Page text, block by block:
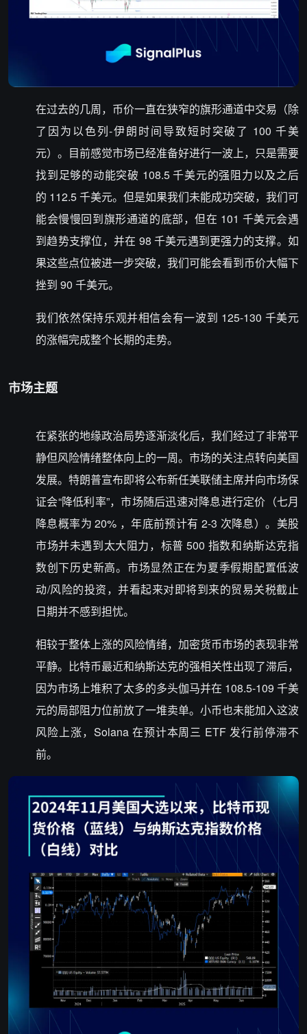
在过去的几周，币价一直在狭窄的旗形通道中交易（除
了因为以色列-伊朗时间导致短时突破了 100 千美
元）。目前感觉市场已经准备好进行一波上，只是需要
找到足够的动能突破 108.5 千美元的强阻力以及之后
的 112.5 千美元。但是如果我们未能成功突破，我们可
能会慢慢回到旗形通道的底部，但在 101 千美元会遇
到趋势支撑位，并在 98 千美元遇到更强力的支撑。如
果这些点位被进一步突破，我们可能会看到币价大幅下
挫到 90 千美元。
我们依然保持乐观并相信会有一波到 125-130 千美元
的涨幅完成整个长期的走势。
市场主题
在紧张的地缘政治局势逐渐淡化后，我们经过了非常平
静但风险情绪整体向上的一周。市场的关注点转向美国
发展。特朗普宣布即将公布新任美联储主席并向市场保
证会“降低利率”，市场随后迅速对降息进行定价（七月
降息概率为 20% ，年底前预计有 2-3 次降息）。美股
市场并未遇到太大阻力，标普 500 指数和纳斯达克指
数创下历史新高。市场显然正在为夏季假期配置低波
动/风险的投资，并看起来对即将到来的贸易关税截止
日期并不感到担忧。
相较于整体上涨的风险情绪，加密货币市场的表现非常
平静。比特币最近和纳斯达克的强相关性出现了滞后，
因为市场上堆积了太多的多头伽马并在 108.5-109 千美
元的局部阻力位前放了一堆卖单。小币也未能加入这波
风险上涨，Solana 在预计本周三 ETF 发行前停滞不
前。